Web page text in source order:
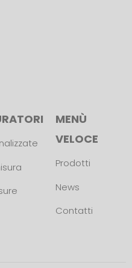
MENÙ
VELOCE
Prodotti
News
Contatti